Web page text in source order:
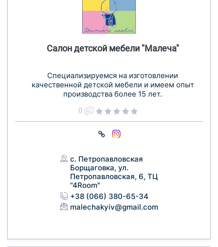
Салон детской мебели "Малеча"
Специализируемся на изготовлении
качественной детской мебели и имеем опыт
производства более 15 лет.
0
с. Петропавловская
Борщаговка, ул.
Петропавловская, 6, ТЦ
"4Room"
+38 (066) 380-65-34
malechakyiv@gmail.com